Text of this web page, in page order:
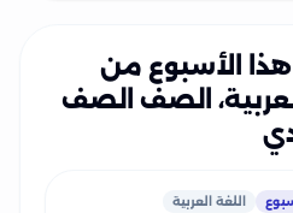
هذا الأسبوع من
الصف الصف
اللغة العربية